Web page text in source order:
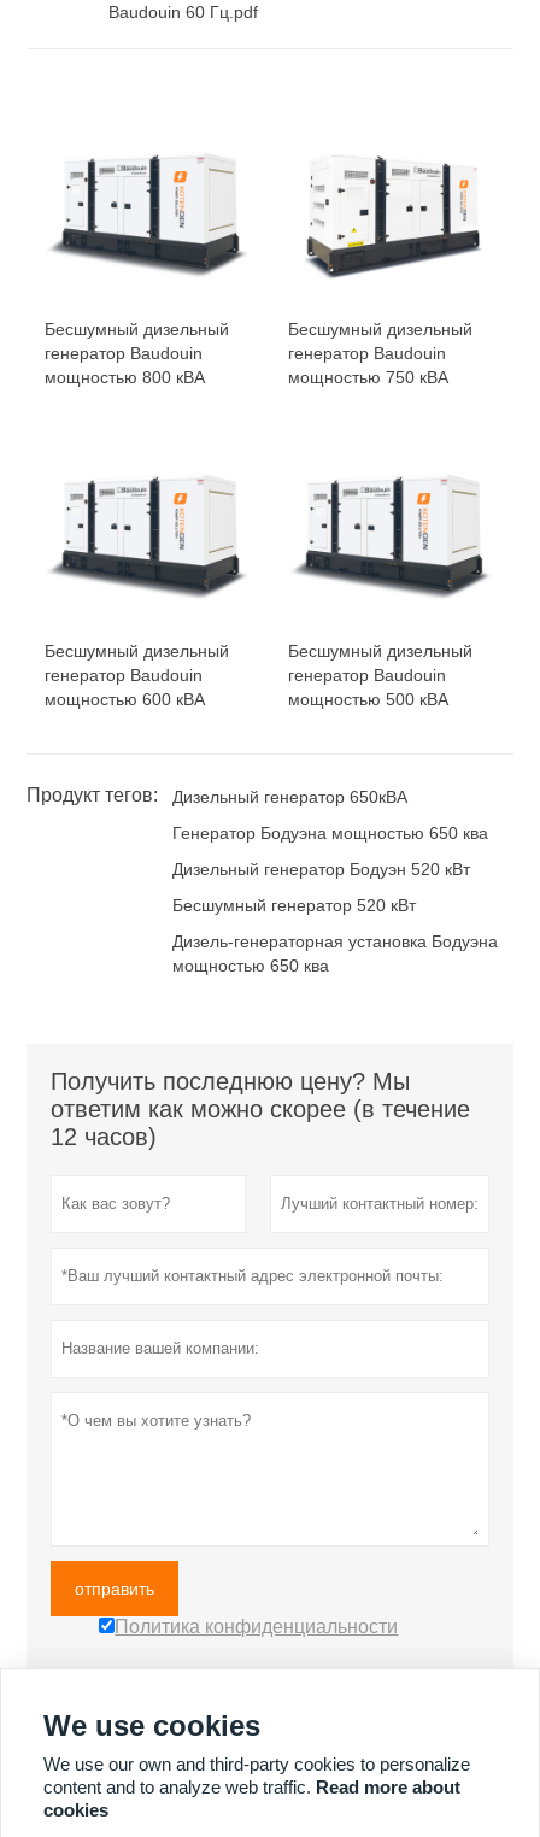
Baudouin 60 Гц.pdf
Бесшумный дизельный
генератор Baudouin
мощностью 800 кВА
Бесшумный дизельный
генератор Baudouin
мощностью 750 кВА
Бесшумный дизельный
генератор Baudouin
мощностью 600 кВА
Бесшумный дизельный
генератор Baudouin
мощностью 500 кВА
Продукт тегов:
Дизельный генератор 650кВА
Генератор Бодуэна мощностью 650 ква
Дизельный генератор Бодуэн 520 кВт
Бесшумный генератор 520 кВт
Дизель-генераторная установка Бодуэна
мощностью 650 ква
Получить последнюю цену? Мы
ответим как можно скорее (в течение
12 часов)
отправить
Политика конфиденциальности
We use cookies
We use our own and third-party cookies to personalize
content and to analyze web traffic. Read more about
cookies